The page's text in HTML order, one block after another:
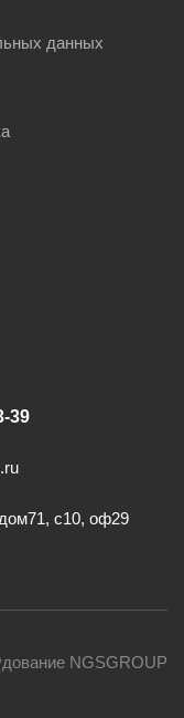
данных
39
с10, оф29
NGSGROUP